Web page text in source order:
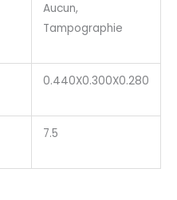
Aucun,
Tampographie
0.440X0.300X0.280
7.5